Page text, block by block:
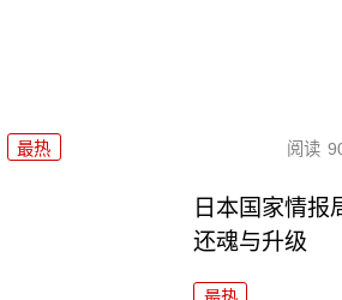
最热 阅读
日本国家情报
还魂与升级